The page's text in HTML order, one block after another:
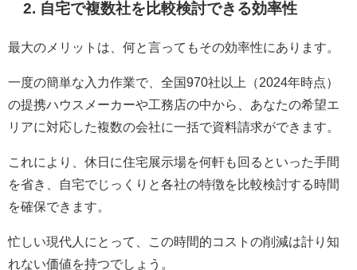
2. 自宅で複数社を比較検討できる効率性
最大のメリットは、何と言ってもその効率性にあります。
一度の簡単な入力作業で、全国970社以上（2024年時点）
の提携ハウスメーカーや工務店の中から、あなたの希望エ
リアに対応した複数の会社に一括で資料請求ができます。
これにより、休日に住宅展示場を何軒も回るといった手間
を省き、自宅でじっくりと各社の特徴を比較検討する時間
を確保できます。
忙しい現代人にとって、この時間的コストの削減は計り知
れない価値を持つでしょう。